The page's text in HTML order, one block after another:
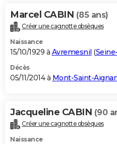
Marcel CABIN (85 ans)
Créer une cagnotte obsèques
Naissance
15/10/1929 à Avremesnil (
Décès
05/11/2014 à Mont-Saint-
Jacqueline CABIN (90
Créer une cagnotte obsèques
Naissance